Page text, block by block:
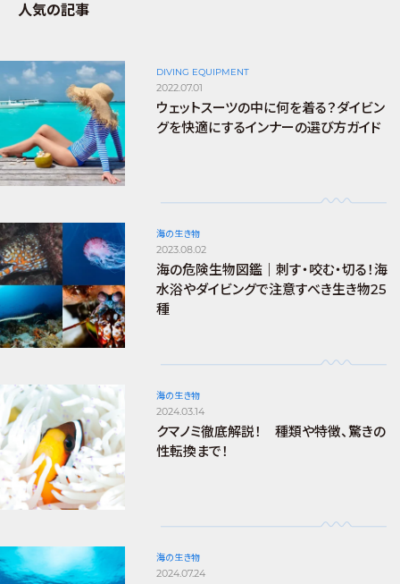
人気の記事
DIVING EQUIPMENT
2022.07.01
ウェットスーツの中に何を着る？ダイビン
グを快適にするインナーの選び方ガイド
海の生き物
2023.08.02
海の危険生物図鑑｜刺す・咬む・切る！海
水浴やダイビングで注意すべき生き物25
種
海の生き物
2024.03.14
クマノミ徹底解説！ 種類や特徴、驚きの
性転換まで！
海の生き物
2024.07.24